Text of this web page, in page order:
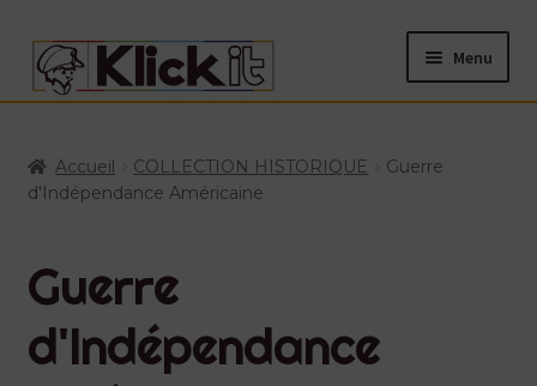
Aller
la
Aller
au
contenu
Menu
Boutique
Commande
Accueil COLLECTION HISTORIQUE
Guerre
d'Indépendance Américaine
Guerre
d'Indépendance